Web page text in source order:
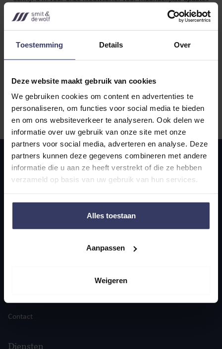
Toestemming Details Over
Deze website maakt gebruik van cookies
We gebruiken cookies om content en advertenties te
personaliseren, om functies voor social media te bieden
en om ons websiteverkeer te analyseren. Ook delen we
informatie over uw gebruik van onze site met onze
partners voor social media, adverteren en analyse. Deze
partners kunnen deze gegevens combineren met andere
informatie die u aan ze heeft verstrekt of die ze hebben
verzameld op basis van uw gebruik van hun services.
Alles toestaan
Aanpassen
Weigeren
over onze diensten. Zo blijft u op de hoogte van wijzigingen in
Door in te schrijven ga je akkoord met onze
Contact
Diensten